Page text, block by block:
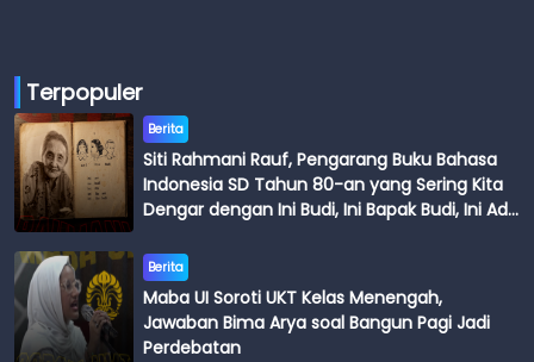
Terpopuler
Berita
Siti Rahmani Rauf, Pengarang Buku Bahasa
Indonesia SD Tahun 80-an yang Sering Kita
Dengar dengan Ini Budi, Ini Bapak Budi, Ini Adik
Berita
Maba UI Soroti UKT Kelas Menengah,
Jawaban Bima Arya soal Bangun Pagi Jadi
Perdebatan